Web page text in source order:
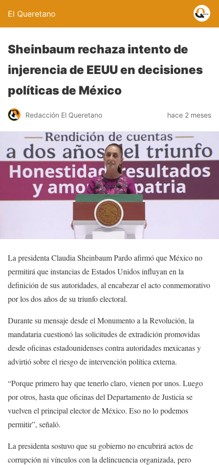
El Queretano
Sheinbaum rechaza intento de
injerencia de EEUU en decisiones
políticas de México
Redacción El Queretano hace 2 meses
La presidenta Claudia Sheinbaum Pardo afirmó que México no
permitirá que instancias de Estados Unidos influyan en la
definición de sus autoridades, al encabezar el acto conmemorativo
por los dos años de su triunfo electoral.
Durante su mensaje desde el Monumento a la Revolución, la
mandataria cuestionó las solicitudes de extradición promovidas
desde oficinas estadounidenses contra autoridades mexicanas y
advirtió sobre el riesgo de intervención política externa.
“Porque primero hay que tenerlo claro, vienen por unos. Luego
por otros, hasta que oficinas del Departamento de Justicia se
vuelven el principal elector de México. Eso no lo podemos
permitir”, señaló.
La presidenta sostuvo que su gobierno no encubrirá actos de
corrupción ni vínculos con la delincuencia organizada, pero